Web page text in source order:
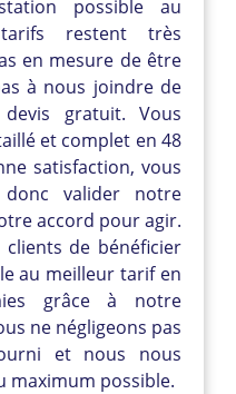
possible au
restent très
en mesure de être
à nous joindre de
gratuit. Vous
et complet en 48
satisfaction, vous
valider notre
accord pour agir.
de bénéficier
au meilleur tarif en
grâce à notre
ne négligeons pas
et nous nous
maximum possible.